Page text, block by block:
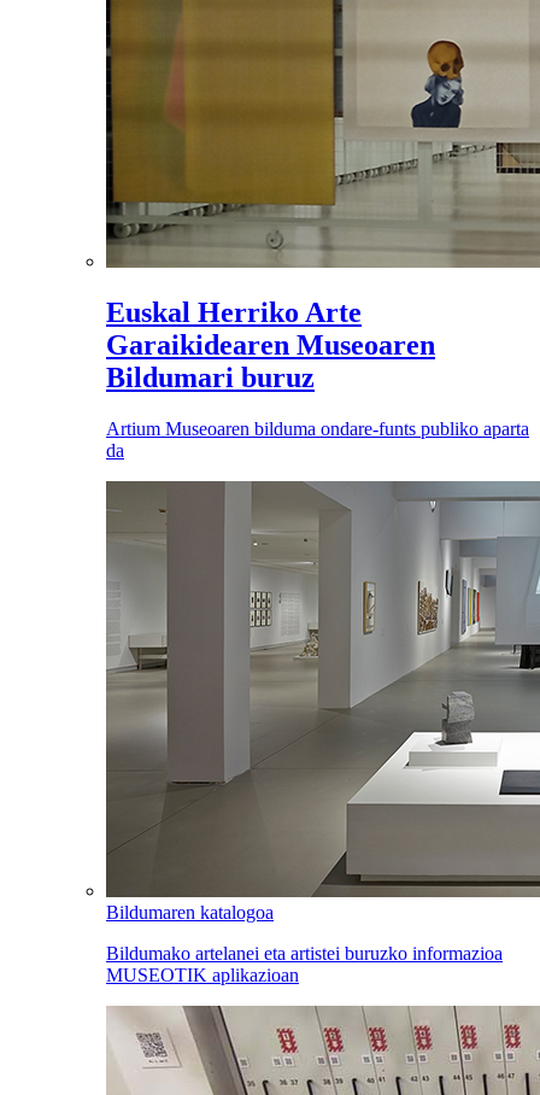
Euskal Herriko Arte
Garaikidearen Museoaren
Bildumari buruz
Artium Museoaren bilduma ondare-funts publiko aparta
da
Bildumaren katalogoa
Bildumako artelanei eta artistei buruzko informazioa
MUSEOTIK aplikazioan